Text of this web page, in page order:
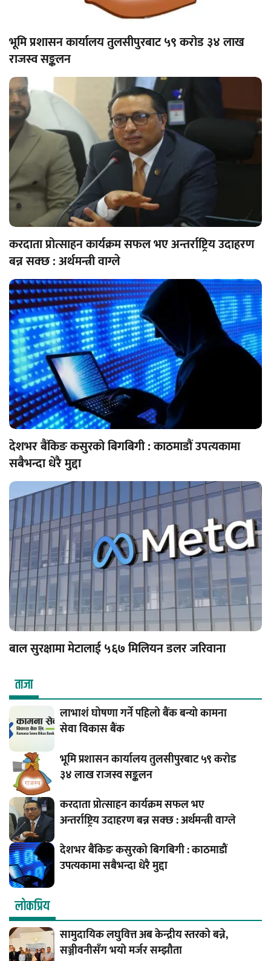
भूमि प्रशासन कार्यालय तुलसीपुरबाट ५९ करोड ३४ लाख
राजस्व सङ्कलन
करदाता प्रोत्साहन कार्यक्रम सफल भए अन्तर्राष्ट्रिय उदाहरण
बन्न सक्छ : अर्थमन्त्री वाग्ले
देशभर बैंकिङ कसुरको बिगबिगी : काठमाडौं उपत्यकामा
सबैभन्दा धेरै मुद्दा
बाल सुरक्षामा मेटालाई ५६७ मिलियन डलर जरिवाना
ताजा
लाभाशं घोषणा गर्ने पहिलो बैंक बन्यो कामना
सेवा विकास बैंक
भूमि प्रशासन कार्यालय तुलसीपुरबाट ५९ करोड
३४ लाख राजस्व सङ्कलन
करदाता प्रोत्साहन कार्यक्रम सफल भए
अन्तर्राष्ट्रिय उदाहरण बन्न सक्छ : अर्थमन्त्री वाग्ले
देशभर बैंकिङ कसुरको बिगबिगी : काठमाडौं
उपत्यकामा सबैभन्दा धेरै मुद्दा
लाेकप्रिय
सामुदायिक लघुवित्त अब केन्द्रीय स्तरको बन्ने,
सञ्जीवनीसँग भयो मर्जर सम्झौता